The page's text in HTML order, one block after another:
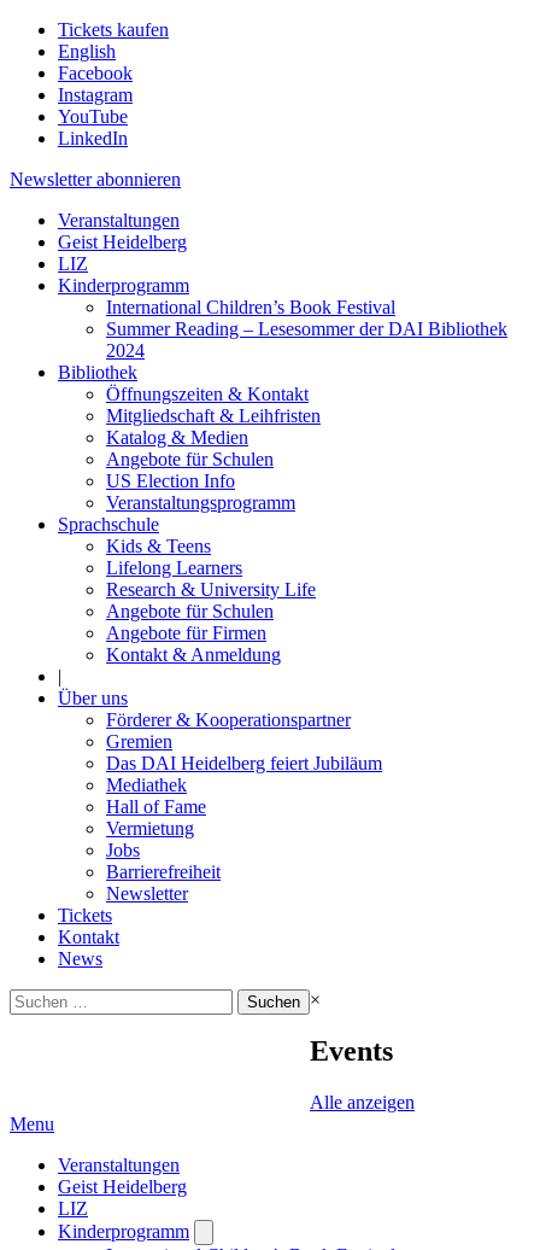
Tickets kaufen
English
Facebook
Instagram
YouTube
LinkedIn
Newsletter abonnieren
Veranstaltungen
Geist Heidelberg
LIZ
Kinderprogramm
International Children’s Book Festival
Summer Reading – Lesesommer der DAI Bibliothek
2024
Bibliothek
Öffnungszeiten & Kontakt
Mitgliedschaft & Leihfristen
Katalog & Medien
Angebote für Schulen
US Election Info
Veranstaltungsprogramm
Sprachschule
Kids & Teens
Lifelong Learners
Research & University Life
Angebote für Schulen
Angebote für Firmen
Kontakt & Anmeldung
|
Über uns
Förderer & Kooperationspartner
Gremien
Das DAI Heidelberg feiert Jubiläum
Mediathek
Hall of Fame
Vermietung
Jobs
Barrierefreiheit
Newsletter
Tickets
Kontakt
News
Suchen
nach:
×
Events
Alle anzeigen
Menu
Veranstaltungen
Geist Heidelberg
LIZ
Kinderprogramm